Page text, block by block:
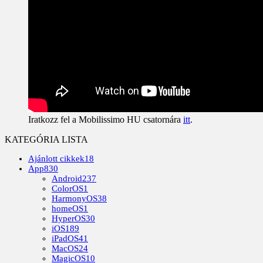
Iratkozz fel a Mobilissimo HU csatornára itt.
KATEGÓRIA LISTA
Ajánlott cikkek18
App830
Android237
ColorOS1
HarmonyOS38
homeOS1
HyperOS30
iOS189
iPadOS41
MacOS24
MagicOS10